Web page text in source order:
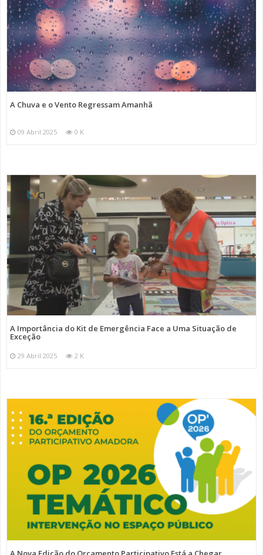
A Chuva e o Vento Regressam Amanhã
09 Abril 2025 0 K
A Importância do Kit de Emergência Face a Uma Situação de
Exceção
29 Abril 2025 2 K